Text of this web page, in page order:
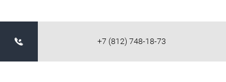
+7 (812) 748-18-73